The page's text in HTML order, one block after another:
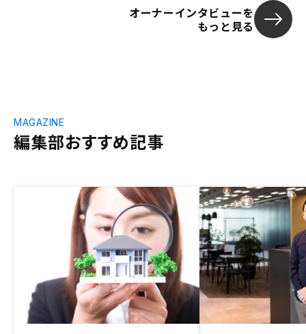
オーナーインタビューを
もっと見る
編集部おすすめ記事
MAGAZINE